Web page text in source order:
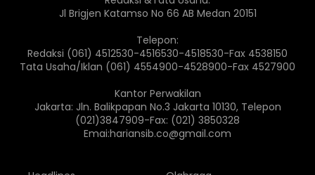
Jl Brigjen Katamso No 66 AB Medan 20151
Telepon:
Redaksi (061) 4512530-4516530-4518530-Fax 4538150
Tata Usaha/Iklan (061) 4554900-4528900-Fax 4527900
Kantor Perwakilan
Jakarta: Jln. Balikpapan No.3 Jakarta 10130, Telepon
(021)3847909-Fax: (021) 3850328
Emai:hariansib.co@gmail.com